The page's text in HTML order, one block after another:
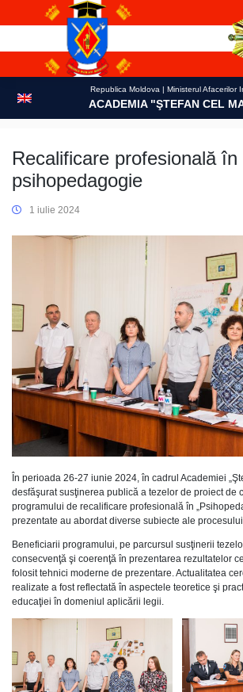
Republica Moldova | Ministerul Afacerilor
ACADEMIA "ŞTEFAN CEL
Recalificare profesională în
psihopedagogie
1 iulie 2024
În perioada 26-27 iunie 2024, în cadrul Academiei
desfăşurat susţinerea publică a tezelor de proiect de
programului de recalificare profesională în
prezentate au abordat diverse subiecte ale
Beneficiarii programului, pe parcursul susţinerii
consecvenţă şi coerenţă în prezentarea rezultatelor
folosit tehnici moderne de prezentare. Actualitatea
realizate a fost reflectată în aspectele teoretice şi
educaţiei în domeniul aplicării legii.